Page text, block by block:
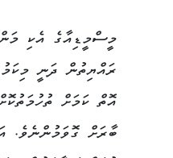
މީސްމީޑިއާގެ އެކި
ރައްޔިތުން ދަނީ
އޮތް ކަމަށް
ބާރަށް ގޮވަމުންނެވެ.